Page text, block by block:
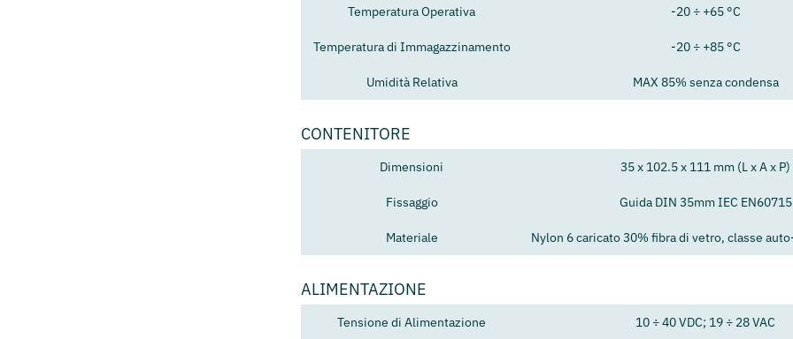
Temperatura Operativa -20 ÷ +65 °C
Temperatura di Immagazzinamento -20 ÷ +85 °C
Umidità Relativa MAX 85% senza condensa
CONTENITORE
Dimensioni 35 x 102.5 x 111 mm (L x A x P)
Fissaggio Guida DIN 35mm IEC EN60715
Materiale Nylon 6 caricato 30% fibra di vetro, classe
ALIMENTAZIONE
Tensione di Alimentazione 10 ÷ 40 VDC; 19 ÷ 28 VAC